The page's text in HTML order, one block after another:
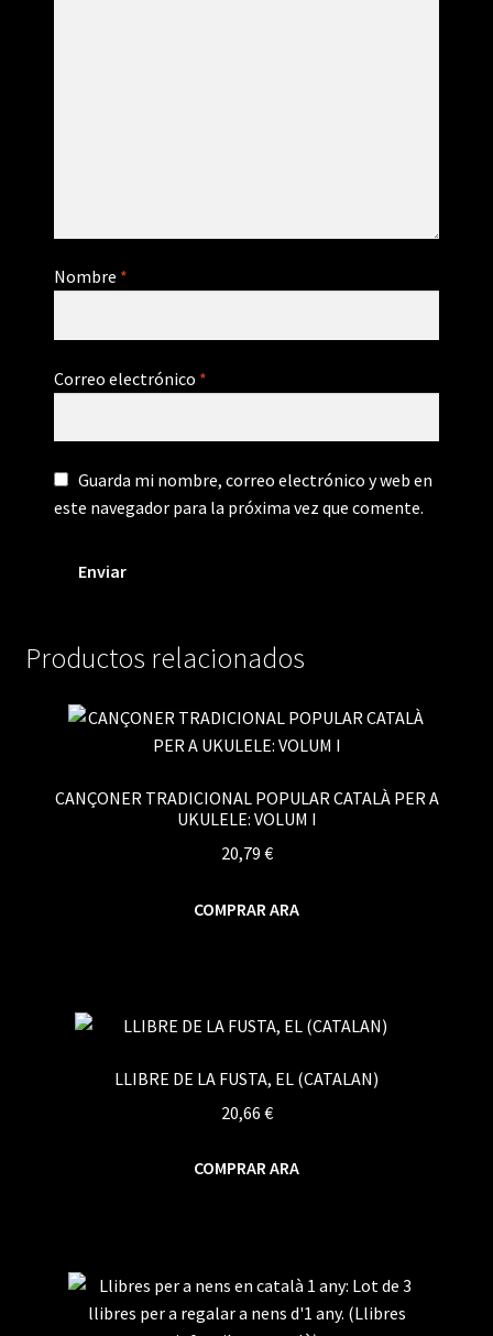
Nombre *
Correo electrónico *
Guarda mi nombre, correo electrónico y web en
este navegador para la próxima vez que comente.
Productos relacionados
CANÇONER TRADICIONAL POPULAR CATALÀ PER A
UKULELE: VOLUM I
20,79 €
COMPRAR ARA
LLIBRE DE LA FUSTA, EL (CATALAN)
20,66 €
COMPRAR ARA